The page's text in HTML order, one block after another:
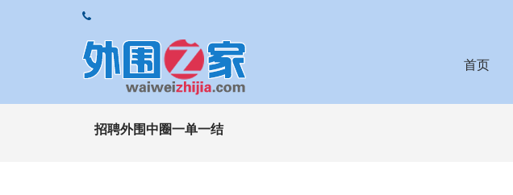
首页
招聘外围中圈一单一结